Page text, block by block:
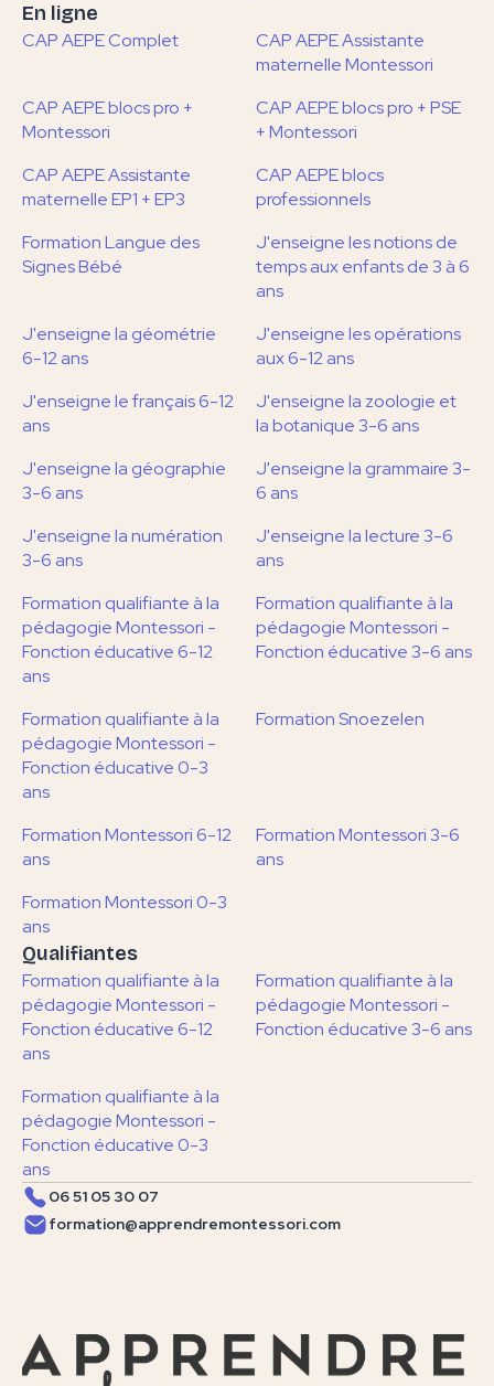
En ligne
CAP AEPE Complet
CAP AEPE Assistante
maternelle Montessori
CAP AEPE blocs pro +
Montessori
CAP AEPE blocs pro + PSE
+ Montessori
CAP AEPE Assistante
maternelle EP1 + EP3
CAP AEPE blocs
professionnels
Formation Langue des
Signes Bébé
J'enseigne les notions de
temps aux enfants de 3 à 6
ans
J'enseigne la géométrie
6-12 ans
J'enseigne les opérations
aux 6-12 ans
J'enseigne le français 6-12
ans
J'enseigne la zoologie et
la botanique 3-6 ans
J'enseigne la géographie
3-6 ans
J'enseigne la grammaire 3-
6 ans
J'enseigne la numération
3-6 ans
J'enseigne la lecture 3-6
ans
Formation qualifiante à la
pédagogie Montessori -
Fonction éducative 6-12
ans
Formation qualifiante à la
pédagogie Montessori -
Fonction éducative 3-6 ans
Formation qualifiante à la
pédagogie Montessori -
Fonction éducative 0-3
ans
Formation Snoezelen
Formation Montessori 6-12
ans
Formation Montessori 3-6
ans
Formation Montessori 0-3
ans
Qualifiantes
Formation qualifiante à la
pédagogie Montessori -
Fonction éducative 6-12
ans
Formation qualifiante à la
pédagogie Montessori -
Fonction éducative 3-6 ans
Formation qualifiante à la
pédagogie Montessori -
Fonction éducative 0-3
ans
06 51 05 30 07
formation@apprendremontessori.com